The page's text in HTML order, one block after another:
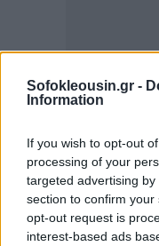
Sofokleousin.gr -
Information
If you wish to opt-out
processing of your
targeted advertising
section to confirm
opt-out request is
interest-based ads